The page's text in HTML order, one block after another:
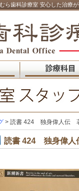
ら歯科診療室 安心した治療
> 読書 424 独身偉人伝
読書 424 独身偉